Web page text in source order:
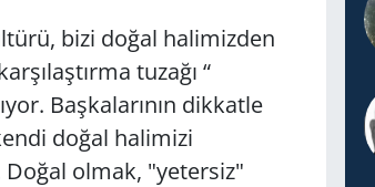
bizi doğal halimizden
tuzağı “
Başkalarının dikkatle
doğal halimizi
Doğal olmak, "yetersiz"